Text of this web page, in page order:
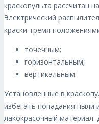
краскопульта рассчитан
Электрический
краски тремя
точечным;
горизонтальным;
вертикальным.
Установленные в
избегать попадания пыли
лакокрасочный